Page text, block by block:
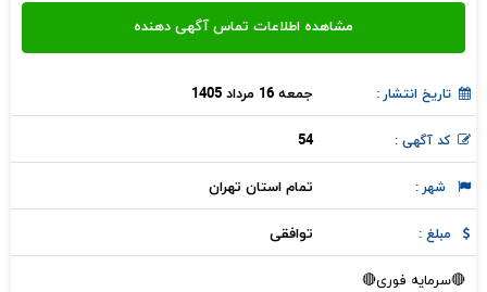
تاریخ انتشار : جمعه 16 مرداد 1405
کد آگهی : 54
شهر : تمام استان تهران
مبلغ : توافقی
🔴سرمایه فوری🔴